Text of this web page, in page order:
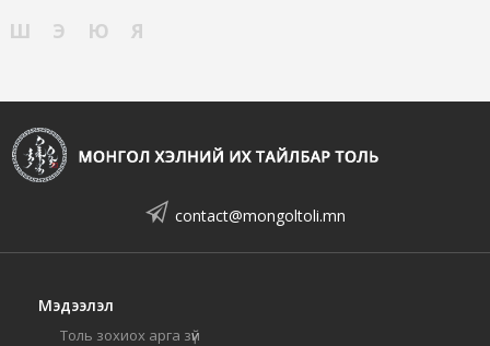
Ш
Э Ю Я
contact@mongoltoli.mn
Мэдээлэл
Толь зохиох арга зүй